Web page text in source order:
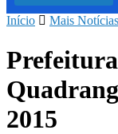
Início Mais Notícias
2015